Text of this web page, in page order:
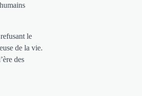
le
de la vie.
des